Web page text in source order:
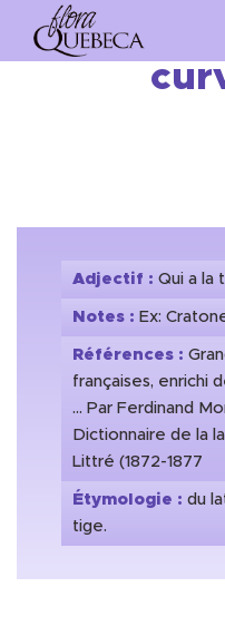
Aller
Adjectif : Qui a la
Notes : Ex:
Références :
françaises, enrichi
... Par Ferdinand
Dictionnaire de la
Littré (1872-1877
Étymologie : du
tige.